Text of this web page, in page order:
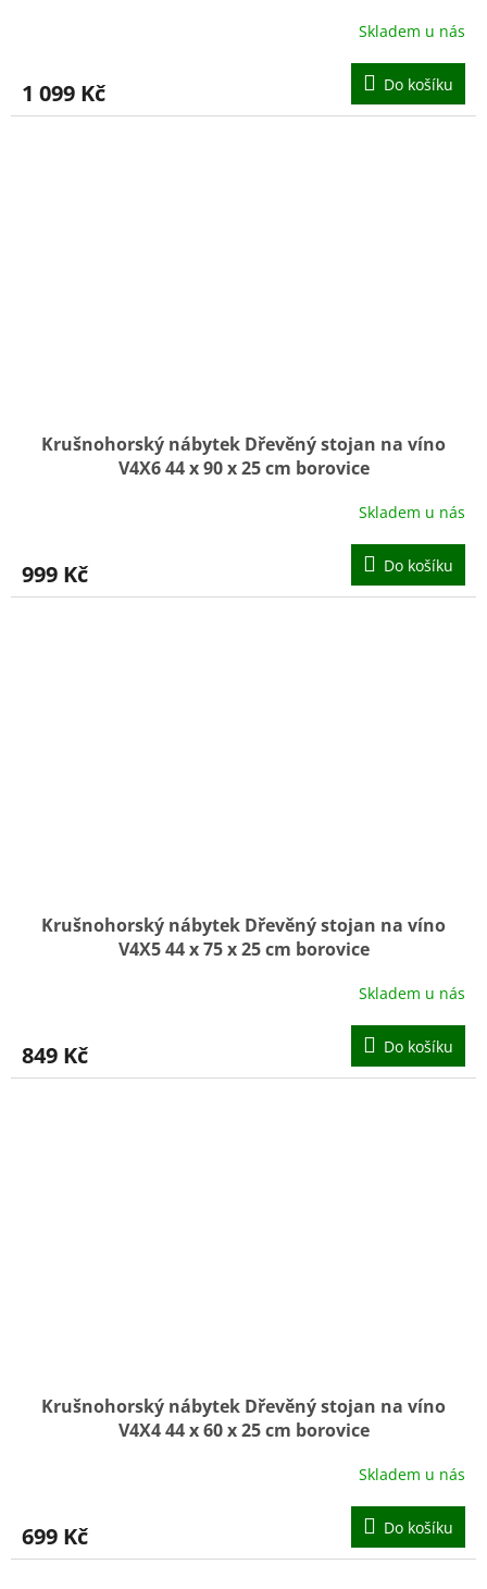
Skladem u nás
1 099 Kč Do košíku
Krušnohorský nábytek Dřevěný stojan na víno
V4X6 44 x 90 x 25 cm borovice
Skladem u nás
999 Kč Do košíku
Krušnohorský nábytek Dřevěný stojan na víno
V4X5 44 x 75 x 25 cm borovice
Skladem u nás
849 Kč Do košíku
Krušnohorský nábytek Dřevěný stojan na víno
V4X4 44 x 60 x 25 cm borovice
Skladem u nás
699 Kč Do košíku